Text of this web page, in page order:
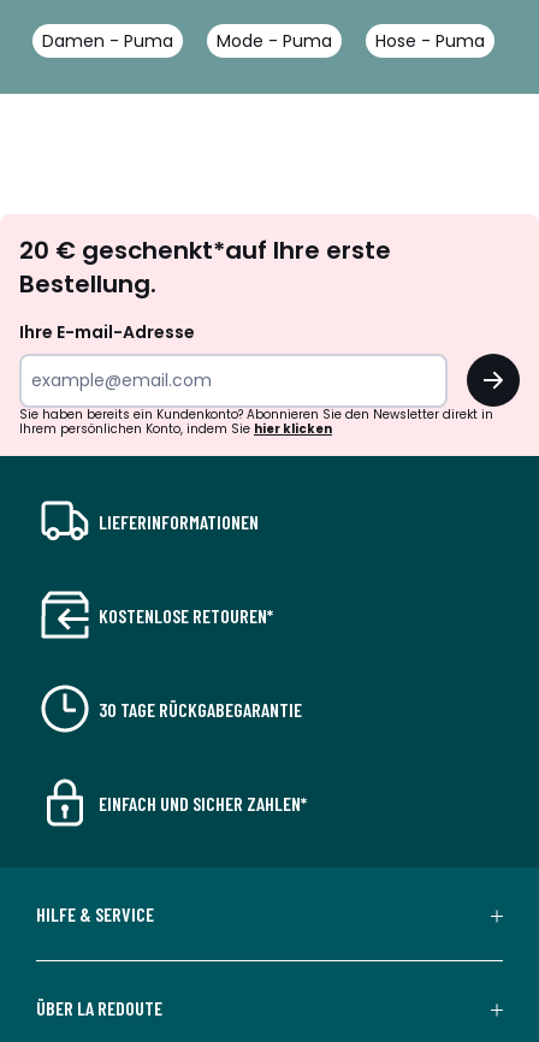
Damen - Puma Mode - Puma Hose - Puma
abonnieren
20 € geschenkt*auf Ihre erste
Bestellung.
Ihre E-mail-Adresse
OK
Sie haben bereits ein Kundenkonto? Abonnieren Sie den Newsletter direkt in
Ihrem persönlichen Konto, indem Sie hier klicken
LIEFERINFORMATIONEN
KOSTENLOSE RETOUREN*
30 TAGE RÜCKGABEGARANTIE
EINFACH UND SICHER ZAHLEN*
HILFE & SERVICE
ÜBER LA REDOUTE